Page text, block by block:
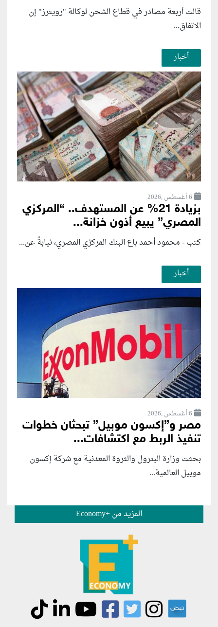
قالت أربعة مصادر في قطاع الشحن لوكالة "رويترز" إن
الاتفاق...
أخبار
6 أغسطس ,2026
بزيادة 21% عن المستهدف.. “المركزي
المصري” يبيع أذون خزانة...
كتب - محمود أحمد باع البنك المركزي المصري، نيابةً عن...
أخبار
6 أغسطس ,2026
مصر و”إكسون موبيل” تبحثان خطوات
تنفيذ الربط مع اكتشافات...
بحثت وزارة البترول والثروة المعدنية مع شركة إكسون
موبيل العالمية...
المزيد من +Economy